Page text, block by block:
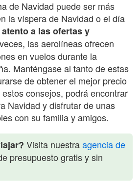
de Navidad puede ser más
la víspera de Navidad o el día
a las ofertas y
las aerolíneas ofrecen
en vuelos durante la
Manténgase al tanto de estas
de obtener el mejor precio
consejos, podrá encontrar
Navidad y disfrutar de unas
con su familia y amigos.
Visita nuestraagencia de
presupuesto gratis y sin